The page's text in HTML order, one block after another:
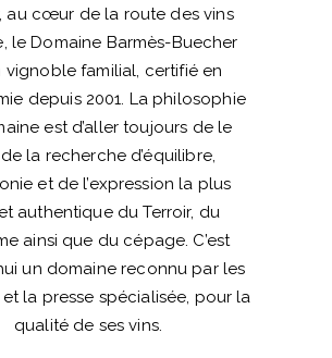
au cœur de la route des vins
le Domaine Barmès-Buecher
vignoble familial, certifié en
depuis 2001. La philosophie
est d’aller toujours de le
la recherche d’équilibre,
et de l’expression la plus
authentique du Terroir, du
ainsi que du cépage. C’est
un domaine reconnu par les
la presse spécialisée, pour la
qualité de ses vins.